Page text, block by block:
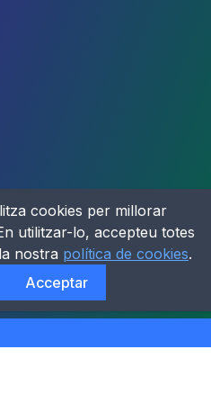
cookies per millorar
utilitzar-lo, accepteu totes
nostra política de cookies.
Acceptar